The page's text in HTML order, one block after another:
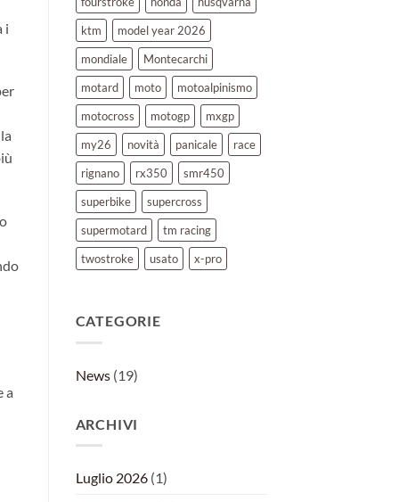
i
a
ktm
model year 2026
mondiale
Montecarchi
motard
moto
motoalpinismo
motocross
motogp
mxgp
my26
novità panicale
race
rignano
rx350
smr450
superbike
supercross
supermotard
tm racing
twostroke
usato x-pro
CATEGORIE
News(19)
ARCHIVI
Luglio 2026(1)